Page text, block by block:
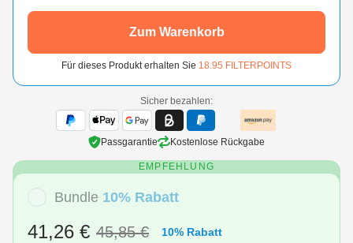
Zum Warenkorb
Für dieses Produkt erhalten Sie 18.95 FILTERPOINTS
Sicher bezahlen:
Passgarantie Kostenlose Rückgabe
EMPFEHLUNG
Bundle 10% Rabatt
41,26 € 45,85 € 10% Rabatt